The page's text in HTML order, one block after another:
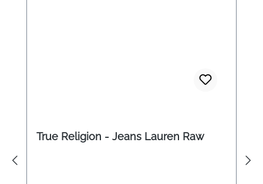
True Religion - Jeans Lauren Raw